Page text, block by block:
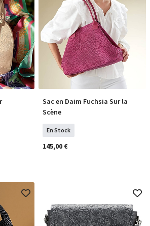
COMMANDER
Sac en Daim Fuchsia Sur la
Scène
En Stock
145,00 €